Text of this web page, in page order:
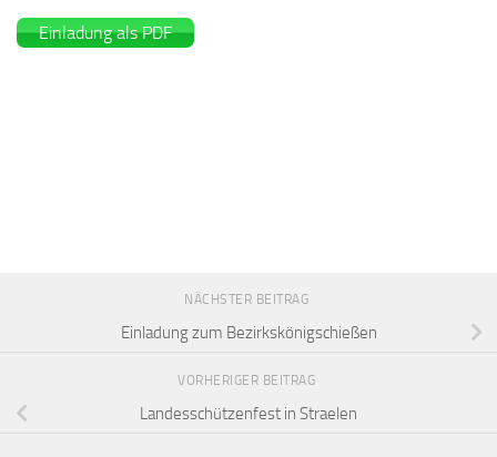
Einladung als PDF
NÄCHSTER BEITRAG
Einladung zum Bezirkskönigschießen
VORHERIGER BEITRAG
Landesschützenfest in Straelen